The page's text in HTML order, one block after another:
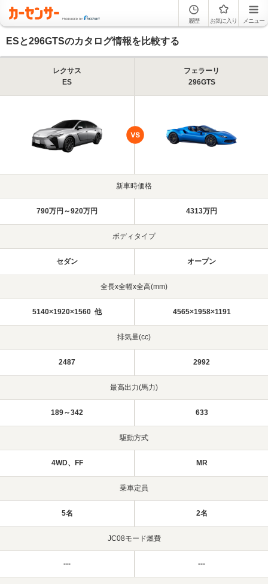
履歴 お気に入り メニュー
ESと296GTSのカタログ情報を比較する
レクサス
ES
フェラーリ
296GTS
新車時価格
790万円～920万円 4313万円
ボディタイプ
セダン オープン
全長x全幅x全高(mm)
5140×1920×1560 他 4565×1958×1191
排気量(cc)
2487 2992
最高出力(馬力)
189～342 633
駆動方式
4WD、FF MR
乗車定員
5名 2名
JC08モード燃費
--- ---